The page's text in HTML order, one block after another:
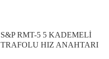
S&P RMT-5 5 KADEMELİ
TRAFOLU HIZ ANAHTARI